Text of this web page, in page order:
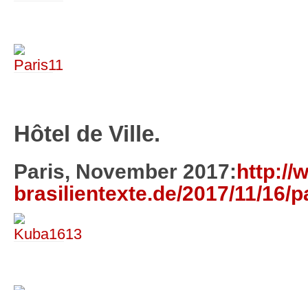
Hôtel de Ville.
Paris, November 2017: http://
brasilientexte.de/2017/11/16/